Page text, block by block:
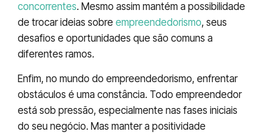
concorrentes. Mesmo assim mantém a possibilidade
de trocar ideias sobre empreendedorismo, seus
desafios e oportunidades que são comuns a
diferentes ramos.
Enfim, no mundo do empreendedorismo, enfrentar
obstáculos é uma constância. Todo empreendedor
está sob pressão, especialmente nas fases iniciais
do seu negócio. Mas manter a positividade